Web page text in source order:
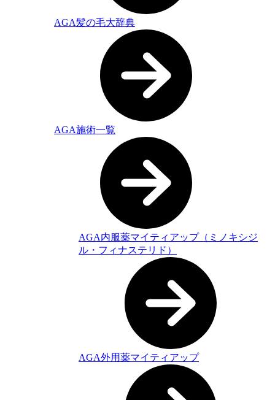
AGA髪の毛大辞典
AGA施術一覧
AGA内服薬マイティアップ（ミノキシジ
ル・フィナステリド）
AGA外用薬マイティアップ